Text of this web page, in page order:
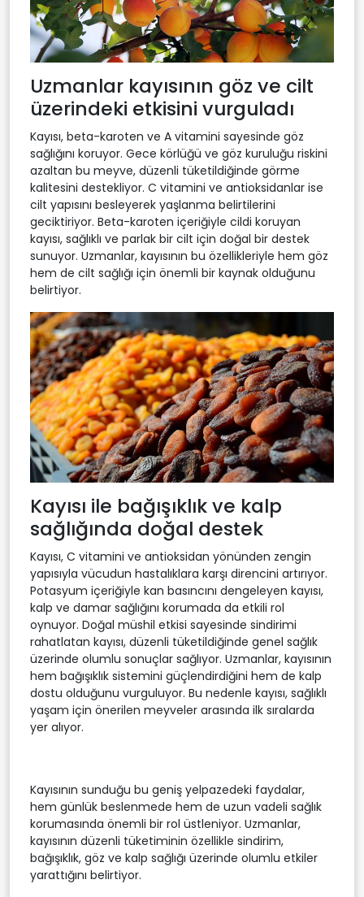
Uzmanlar kayısının göz ve cilt
üzerindeki etkisini vurguladı
Kayısı, beta-karoten ve A vitamini sayesinde göz
sağlığını koruyor. Gece körlüğü ve göz kuruluğu riskini
azaltan bu meyve, düzenli tüketildiğinde görme
kalitesini destekliyor. C vitamini ve antioksidanlar ise
cilt yapısını besleyerek yaşlanma belirtilerini
geciktiriyor. Beta-karoten içeriğiyle cildi koruyan
kayısı, sağlıklı ve parlak bir cilt için doğal bir destek
sunuyor. Uzmanlar, kayısının bu özellikleriyle hem göz
hem de cilt sağlığı için önemli bir kaynak olduğunu
belirtiyor.
Kayısı ile bağışıklık ve kalp
sağlığında doğal destek
Kayısı, C vitamini ve antioksidan yönünden zengin
yapısıyla vücudun hastalıklara karşı direncini artırıyor.
Potasyum içeriğiyle kan basıncını dengeleyen kayısı,
kalp ve damar sağlığını korumada da etkili rol
oynuyor. Doğal müshil etkisi sayesinde sindirimi
rahatlatan kayısı, düzenli tüketildiğinde genel sağlık
üzerinde olumlu sonuçlar sağlıyor. Uzmanlar, kayısının
hem bağışıklık sistemini güçlendirdiğini hem de kalp
dostu olduğunu vurguluyor. Bu nedenle kayısı, sağlıklı
yaşam için önerilen meyveler arasında ilk sıralarda
yer alıyor.
Kayısının sunduğu bu geniş yelpazedeki faydalar,
hem günlük beslenmede hem de uzun vadeli sağlık
korumasında önemli bir rol üstleniyor. Uzmanlar,
kayısının düzenli tüketiminin özellikle sindirim,
bağışıklık, göz ve kalp sağlığı üzerinde olumlu etkiler
yarattığını belirtiyor.